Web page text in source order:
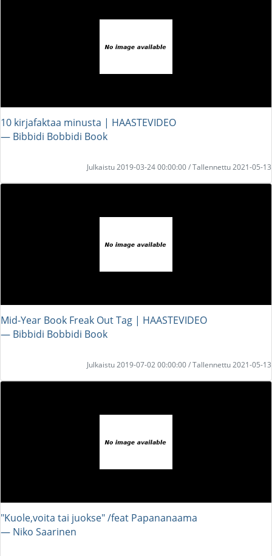
10 kirjafaktaa minusta | HAASTEVIDEO
― Bibbidi Bobbidi Book
Julkaistu 2019-03-24 00:00:00 / Tallennettu 2021-05-13
Mid-Year Book Freak Out Tag | HAASTEVIDEO
― Bibbidi Bobbidi Book
Julkaistu 2019-07-02 00:00:00 / Tallennettu 2021-05-13
"Kuole,voita tai juokse" /feat Papananaama
― Niko Saarinen